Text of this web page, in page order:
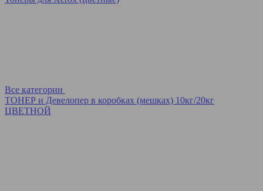
Все категории
ТОНЕР и Девелопер в коробках (мешках) 10кг/20кг
ЦВЕТНОЙ